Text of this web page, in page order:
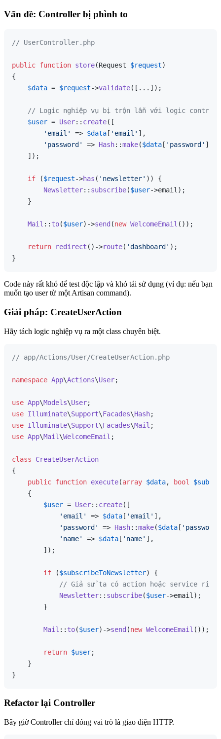
Vấn đề: Controller bị phình to
// UserController.php
public function store(Request $request
{
$data = $request->validate([...]);
// Logic nghiệp vụ bị trộn lẫn với logic
$user = User:: create([
'email'
=> $data [ 'email' ],
'password'
=> Hash::make($data [ 'password' ]),
    ]);
if ($request->has ( 'newsletter' )) {
Newsletter:: subscribe($user->email);
    }
Mail :: to($user)->send (new WelcomeEmail ());
return redirect ()->route( 'dashboard' );
Code này rất khó để test độc lập và khó tái sử dụng (ví dụ: nếu bạn
muốn tạo user từ một Artisan command).
Giải pháp: CreateUserAction
Hãy tách logic nghiệp vụ ra một class chuyên biệt.
// app/Actions/User/CreateUserAction.php
namespace App\Actions\User;
use App\Models\User
use Illuminate\Support\Facades\Hash
use Illuminate\Support\Facades\Mail
use App\Mail \WelcomeEmail ;
class
CreateUserAction
{
public function execute(array $data, bool
{
$user = User:: create([
'email'
=> $data[ 'email' ],
'password'
=> Hash::make($data[ 'password'
'name'
=> $data[ 'name' ],
        ]);
if ($subscribeToNewsletter) {
// Giả sử ta có action hoặc service
Newsletter:: subscribe($user->email);
        }
Mail :: to($user)->send (new WelcomeEmail ());
return $user;
    }
Refactor lại Controller
Bây giờ Controller chỉ đóng vai trò là giao diện HTTP.